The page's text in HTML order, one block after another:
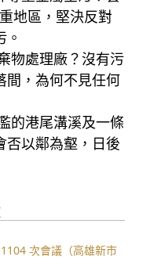
地區，堅決反對
物處理廠？沒有污
間，為何不見任何
的港尾溝溪及一條
否以鄰為壑，日後
次會議（高雄新市